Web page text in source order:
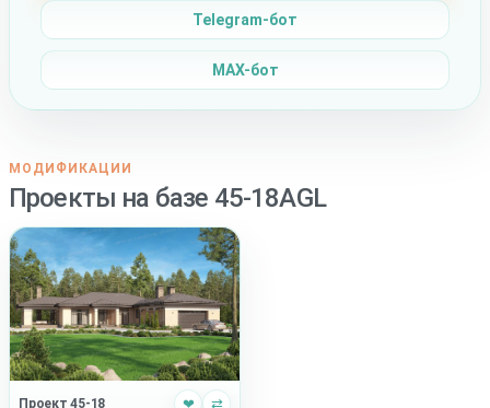
Telegram-бот
MAX-бот
МОДИФИКАЦИИ
Проекты на базе 45-18AGL
Проект 45-18 ❤ ⇄